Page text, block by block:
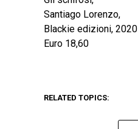
Santiago Lorenzo,
Blackie edizioni, 2020
Euro 18,60
RELATED TOPICS: